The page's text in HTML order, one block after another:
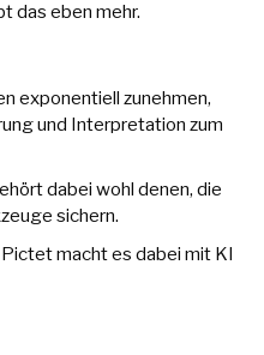
das eben mehr.
exponentiell zunehmen,
und Interpretation zum
dabei wohl denen, die
sichern.
macht es dabei mit KI